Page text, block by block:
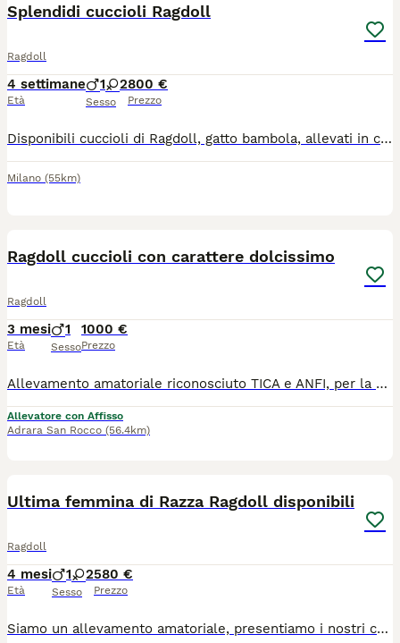
Splendidi cuccioli Ragdoll
Ragdoll
4 settimane
Età
1 2
Sesso
800 €
Prezzo
Disponibili cuccioli di Ragdoll, gatto bambola, allevati in casa. Socializzati anche con cani. Carattere dolce e affettuoso.
Milano (55km)
Ragdoll cuccioli con carattere dolcissimo
Ragdoll
3 mesi
Età
1
Sesso
1000 €
Prezzo
Allevamento amatoriale riconosciuto TICA e ANFI, per la selezione del Ragdoll, vende ad appassionati ed intenditori bellissimi cuccioli selezionati di ottima genealogia. I cuccioli vengono allevati in famiglia per lo sviluppo del migliore imprinting e della dolcezza del loro carattere. Vengono ceduti dopo le opportune sverminazioni, i vaccini previsti e la visita di controllo del veterinario.
Allevatore con Affisso
Adrara San Rocco (56.4km)
Ultima femmina di Razza Ragdoll disponibili
Ragdoll
4 mesi
Età
1 2
Sesso
580 €
Prezzo
Siamo un allevamento amatoriale, presentiamo i nostri cuccioli che potranno lasciare la loro mamma gatta dal 9 giugno in vendita. E' disponibile l' ultima due femminuccia dolce e coccolona. Sono gattini meravigliosi, dal manto folto e setoso, meravigliosi occhi blu e coda maestosa. Abituati a essere manipolati fin dai primi giorni di vita, crescono con i genitori, in ambiente familiare, adatti ai bambini. Sono estremamente dolci e tranquilli, abituati al tiragraffi, alla lettiera, cibo umido e secco. I genitori sono testati per le HCM e Pkd, fiv e felv negativi. Verranno venduti con microchip, doppio ciclo vaccinale , svermati e certificato di buona salute. Tel. 3917545440